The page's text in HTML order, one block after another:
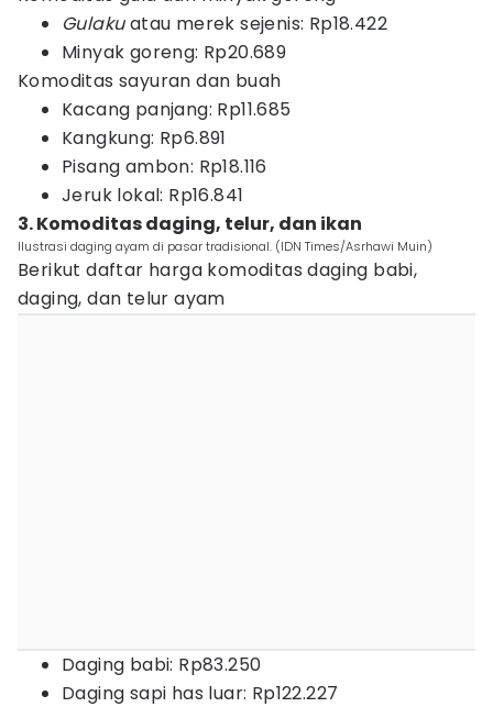
Gulakuatau merek sejenis: Rp18.422
Minyak goreng: Rp20.689
Komoditas sayuran dan buah
Kacang panjang: Rp11.685
Kangkung: Rp6.891
Pisang ambon: Rp18.116
Jeruk lokal: Rp16.841
3. Komoditas daging, telur, dan ikan
Ilustrasi daging ayam di pasar tradisional. (IDN Times/Asrhawi Muin)
Berikut daftar harga komoditas daging babi,
daging, dan telur ayam
Daging babi: Rp83.250
Daging sapi has luar: Rp122.227